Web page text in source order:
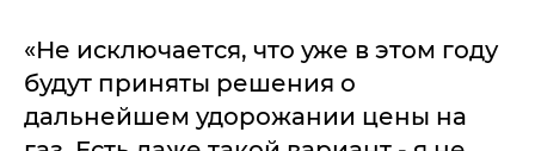
«Не исключается, что уже в этом году
будут приняты решения о
дальнейшем удорожании цены на